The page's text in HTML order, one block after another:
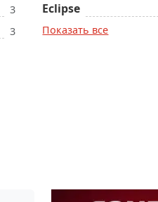
3
3
Eclipse
Показать все